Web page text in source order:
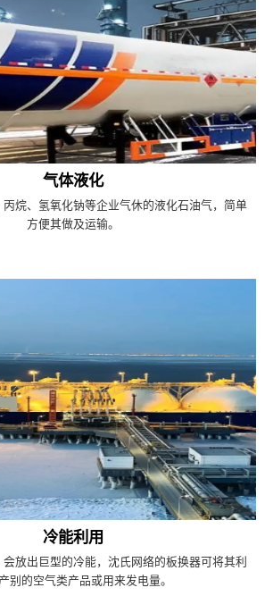
气体液化
烷、氢氧化钠等企业气休的液化石油气，简单
方便其做及运输。
冷能利用
放出巨型的冷能，沈氏网络的板换器可将其利
别的空气类产品或用来发电量。